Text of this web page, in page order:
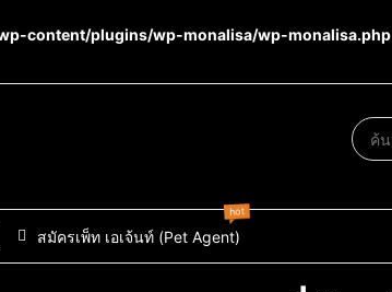
content/plugins/wp-monalisa/wp-monalisa.php
สมัครเพ็ท เอเจ้นท์ (Pet Agent)
hot